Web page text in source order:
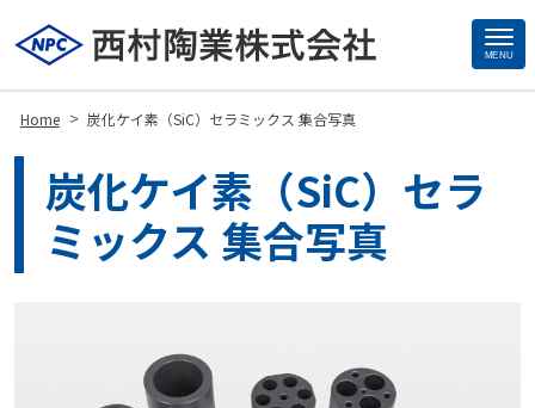
MENU
Home > 炭化ケイ素（SiC）セラミックス 集合写真
炭化ケイ素（SiC）セラ
ミックス 集合写真
Site
Footer